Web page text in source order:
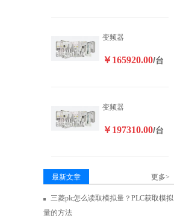
变频器
￥165920.00/台
变频器
￥197310.00/台
最新文章 更多>
三菱plc怎么读取模拟量？PLC获取模拟
量的方法